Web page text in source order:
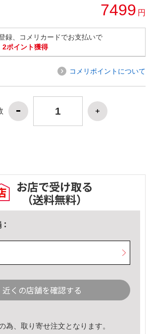
7499 円
録、コメリカードでお支払いで
2ポイント獲得
コメリポイントについて
お店で受け取る
（送料無料）
近くの店舗を確認する
為、取り寄せ注文となります。